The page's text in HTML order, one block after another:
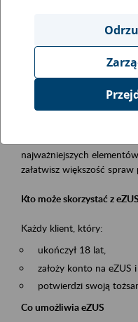
obsługa klientów
Event description
Platforma Usług
najważniejszych
załatwisz większość spraw
Kto może skorzystać z eZUS
Każdy klient, który:
ukończył 18 lat,
założy konto na eZUS i
potwierdzi swoją
Co umożliwia eZUS